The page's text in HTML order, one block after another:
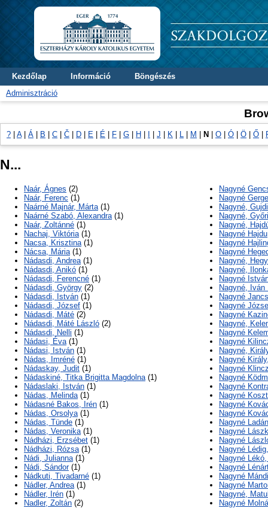
Kezdőlap Információ
Böngészés
Adminisztráció
? A| Á B C Č D E É F G H J K L M N O Ó Ö Ő
N...
Naár, Ágnes (2)
Naár, Ferenc (1)
Naárné Majnár, Márta(1)
Naárné Szabó, Alexandra(1)
Naár, Zoltánné (1)
Nachaj, Viktória(1)
Nacsa, Krisztina(1)
Nácsa, Mária(1)
Nádasdi, Andrea(1)
Nádasdi, Anikó (1)
Nádasdi, Ferencné (1)
Nádasdi, György (2)
Nádasdi, István (1)
Nádasdi, József (1)
Nádasdi, Máté (2)
Nádasdi, Máté László (2)
Nádasdi, Nelli (1)
Nádasi, Éva(1)
Nádasi, István (1)
Nádas, Imréné (1)
Nádaskay, Judit (1)
Nádaskiné, Titka Brigitta Magdolna(1)
Nádaslaki, István (1)
Nádas, Melinda(1)
Nádasné Bakos, Irén (1)
Nádas, Orsolya(1)
Nádas, Tünde (1)
Nádas, Veronika(1)
Nádházi, Erzsébet (1)
Nádházi, Rózsa(1)
Nádi, Julianna(1)
Nádi, Sándor(1)
Nádkuti, Tivadarné (1)
Nádler, Andrea(1)
Nádler, Irén (1)
Nadler, Zoltán (2)
Nagyné
Nagyné
Nagyné,
Nagyné,
Nagyné,
Nagyné
Nagyné
Nagyné
Nagyné,
Nagyné,
Nagyné
Nagyné, Iván
Nagyné
Nagyné
Nagyné
Nagyné,
Nagyné
Nagyné
Nagyné,
Nagyné
Nagyné
Nagyné
Nagyné
Nagyné
Nagyné
Nagyné
Nagyné
Nagyné
Nagyné
Nagyné
Nagyné
Nagyné
Nagyné
Nagyné
Nagyné,
Nagyné